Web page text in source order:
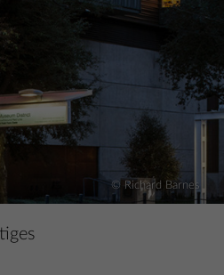
© Richard Barnes